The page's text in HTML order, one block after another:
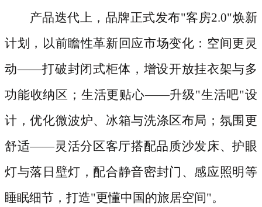
产品迭代上，品牌正式发布"客房2.0"焕新
计划，以前瞻性革新回应市场变化：空间更灵
动——打破封闭式柜体，增设开放挂衣架与多
功能收纳区；生活更贴心——升级"生活吧"设
计，优化微波炉、冰箱与洗涤区布局；氛围更
舒适——灵活分区客厅搭配品质沙发床、护眼
灯与落日壁灯，配合静音密封门、感应照明等
睡眠细节，打造"更懂中国的旅居空间"。